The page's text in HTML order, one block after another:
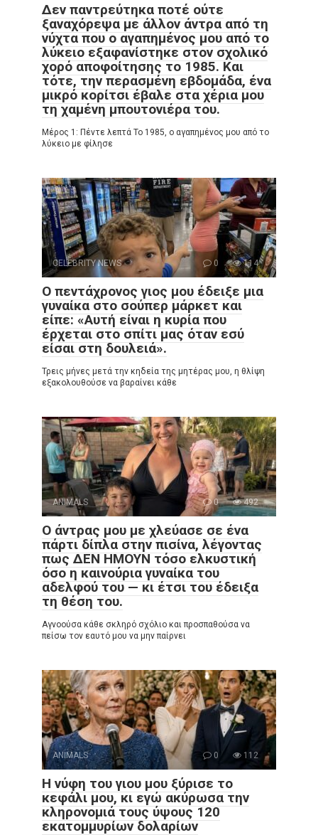
Δεν παντρεύτηκα ποτέ ούτε
ξαναχόρεψα με άλλον άντρα από τη
νύχτα που ο αγαπημένος μου από το
λύκειο εξαφανίστηκε στον σχολικό
χορό αποφοίτησης το 1985. Και
τότε, την περασμένη εβδομάδα, ένα
μικρό κορίτσι έβαλε στα χέρια μου
τη χαμένη μπουτονιέρα του.
Μέρος 1: Πέντε λεπτά Το 1985, ο αγαπημένος μου από το
λύκειο με φίλησε
CELEBRITY NEWS 0 114
Ο πεντάχρονος γιος μου έδειξε μια
γυναίκα στο σούπερ μάρκετ και
είπε: «Αυτή είναι η κυρία που
έρχεται στο σπίτι μας όταν εσύ
είσαι στη δουλειά».
Τρεις μήνες μετά την κηδεία της μητέρας μου, η θλίψη
εξακολουθούσε να βαραίνει κάθε
ANIMALS 0 492
Ο άντρας μου με χλεύασε σε ένα
πάρτι δίπλα στην πισίνα, λέγοντας
πως ΔΕΝ ΗΜΟΥΝ τόσο ελκυστική
όσο η καινούρια γυναίκα του
αδελφού του — κι έτσι του έδειξα
τη θέση του.
Αγνοούσα κάθε σκληρό σχόλιο και προσπαθούσα να
πείσω τον εαυτό μου να μην παίρνει
ANIMALS 0 112
Η νύφη του γιου μου ξύρισε το
κεφάλι μου, κι εγώ ακύρωσα την
κληρονομιά τους ύψους 120
εκατομμυρίων δολαρίων